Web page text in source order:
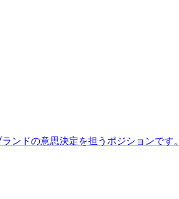
ンドの意思決定を担うポジションです。